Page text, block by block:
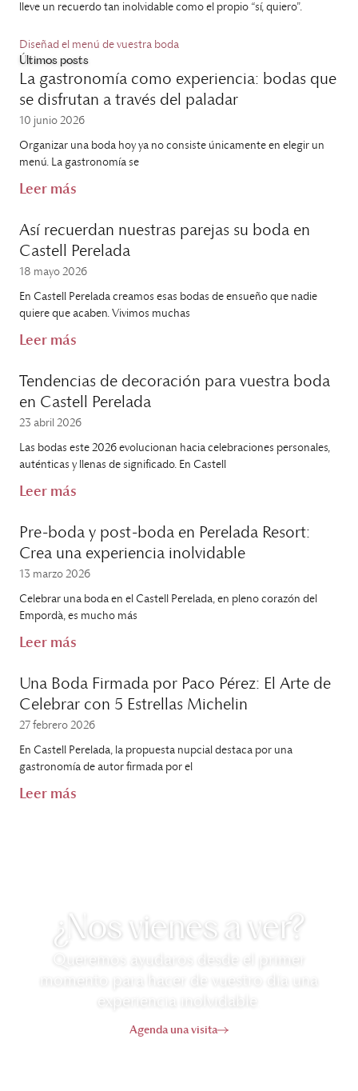
lleve un recuerdo tan inolvidable como el propio “sí, quiero”.
Diseñad el menú de vuestra boda
Últimos posts
La gastronomía como experiencia: bodas que
se disfrutan a través del paladar
10 junio 2026
Organizar una boda hoy ya no consiste únicamente en elegir un
menú. La gastronomía se
Leer más
Así recuerdan nuestras parejas su boda en
Castell Perelada
18 mayo 2026
En Castell Perelada creamos esas bodas de ensueño que nadie
quiere que acaben. Vivimos muchas
Leer más
Tendencias de decoración para vuestra boda
en Castell Perelada
23 abril 2026
Las bodas este 2026 evolucionan hacia celebraciones personales,
auténticas y llenas de significado. En Castell
Leer más
Pre-boda y post-boda en Perelada Resort:
Crea una experiencia inolvidable
13 marzo 2026
Celebrar una boda en el Castell Perelada, en pleno corazón del
Empordà, es mucho más
Leer más
Una Boda Firmada por Paco Pérez: El Arte de
Celebrar con 5 Estrellas Michelin
27 febrero 2026
En Castell Perelada, la propuesta nupcial destaca por una
gastronomía de autor firmada por el
Leer más
¿Nos vienes a ver?
Queremos ayudaros desde el primer
momento para hacer de vuestro día una
experiencia inolvidable.
Agenda una visita